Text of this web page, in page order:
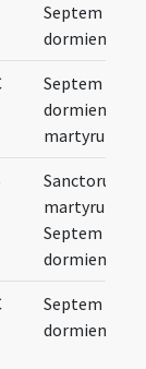
Septem
dormientium
Septem
dormientium
martyrum
Sanctorum
martyrum
Septem
dormientium
Septem
dormientium